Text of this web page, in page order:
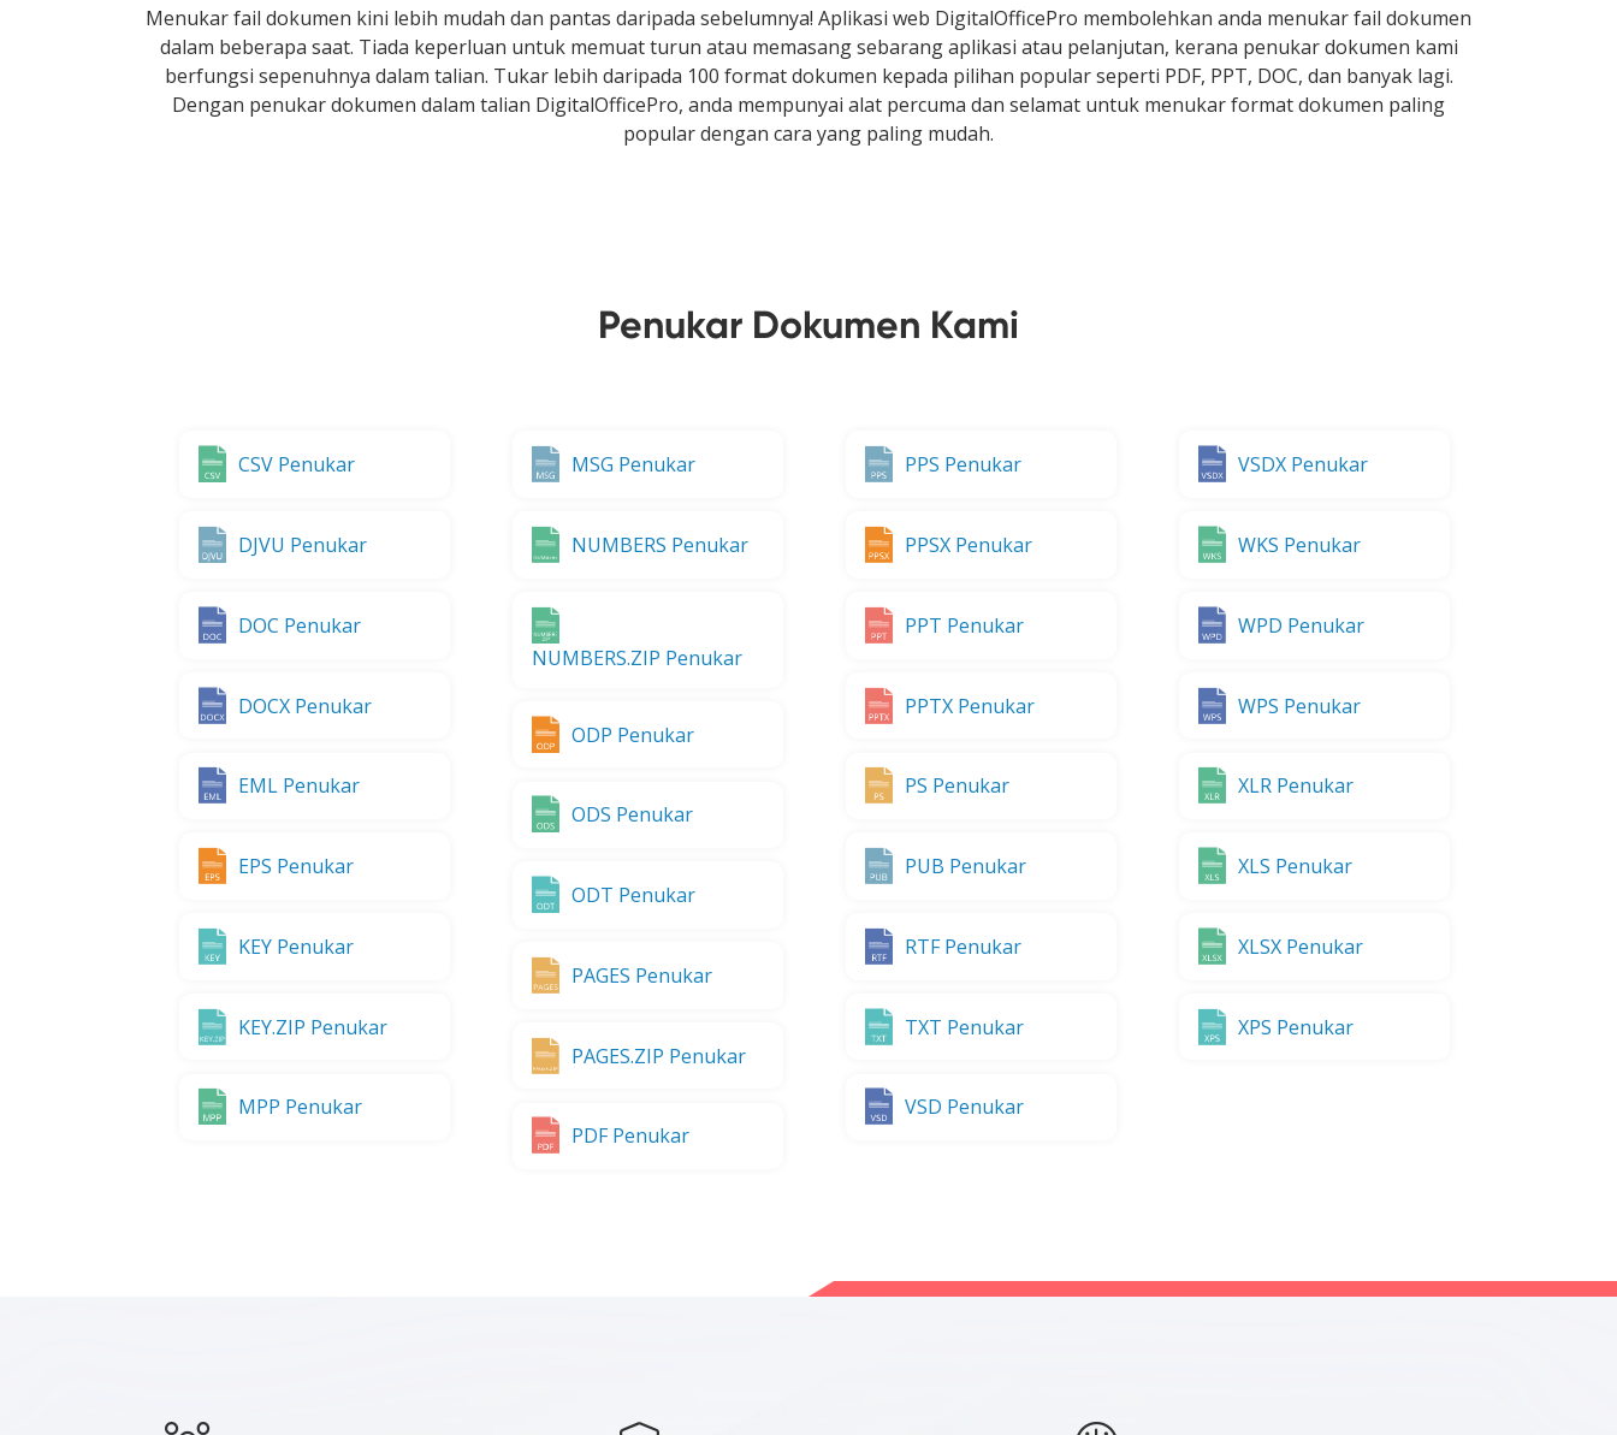
Menukar fail dokumen kini lebih mudah dan pantas daripada sebelumnya! Aplikasi web DigitalOfficePro membolehkan anda menukar fail dokumen
dalam beberapa saat. Tiada keperluan untuk memuat turun atau memasang sebarang aplikasi atau pelanjutan, kerana penukar dokumen kami
berfungsi sepenuhnya dalam talian. Tukar lebih daripada 100 format dokumen kepada pilihan popular seperti PDF, PPT, DOC, dan banyak lagi.
Dengan penukar dokumen dalam talian DigitalOfficePro, anda mempunyai alat percuma dan selamat untuk menukar format dokumen paling
popular dengan cara yang paling mudah.
Penukar Dokumen Kami
CSV Penukar
DJVU Penukar
DOC Penukar
DOCX Penukar
EML Penukar
EPS Penukar
KEY Penukar
KEY.ZIP Penukar
MPP Penukar
MSG Penukar
NUMBERS Penukar
NUMBERS.ZIP Penukar
ODP Penukar
ODS Penukar
ODT Penukar
PAGES Penukar
PAGES.ZIP Penukar
PDF Penukar
PPS Penukar
PPSX Penukar
PPT Penukar
PPTX Penukar
PS Penukar
PUB Penukar
RTF Penukar
TXT Penukar
VSD Penukar
VSDX Penukar
WKS Penukar
WPD Penukar
WPS Penukar
XLR Penukar
XLS Penukar
XLSX Penukar
XPS Penukar